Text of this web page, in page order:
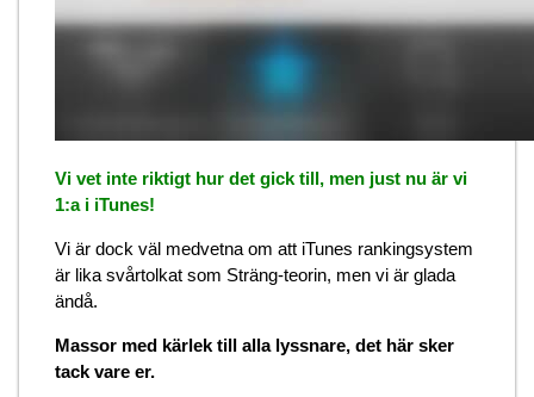
Vi vet inte riktigt hur det gick till, men just nu är vi
1:a i iTunes!
Vi är dock väl medvetna om att iTunes rankingsystem
är lika svårtolkat som Sträng-teorin, men vi är glada
ändå.
Massor med kärlek till alla lyssnare, det här sker
tack vare er.